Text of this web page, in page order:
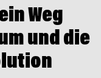
Weg
und die